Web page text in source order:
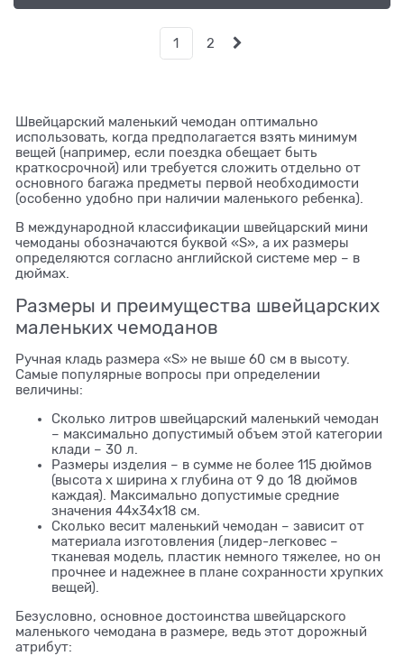
1 2
Швейцарский маленький чемодан оптимально
использовать, когда предполагается взять минимум
вещей (например, если поездка обещает быть
краткосрочной) или требуется сложить отдельно от
основного багажа предметы первой необходимости
(особенно удобно при наличии маленького ребенка).
В международной классификации швейцарский мини
чемоданы обозначаются буквой «S», а их размеры
определяются согласно английской системе мер – в
дюймах.
Размеры и преимущества швейцарских
маленьких чемоданов
Ручная кладь размера «S» не выше 60 см в высоту.
Самые популярные вопросы при определении
величины:
Сколько литров швейцарский маленький чемодан
– максимально допустимый объем этой категории
клади – 30 л.
Размеры изделия – в сумме не более 115 дюймов
(высота х ширина х глубина от 9 до 18 дюймов
каждая). Максимально допустимые средние
значения 44х34х18 см.
Сколько весит маленький чемодан – зависит от
материала изготовления (лидер-легковес –
тканевая модель, пластик немного тяжелее, но он
прочнее и надежнее в плане сохранности хрупких
вещей).
Безусловно, основное достоинства швейцарского
маленького чемодана в размере, ведь этот дорожный
атрибут: